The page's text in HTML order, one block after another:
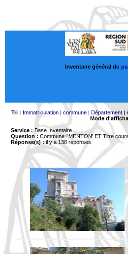
Inventaire général du
Tri : Immatriculation| commune| Département|
Mode
Service : Base Inventaire
Question : Commune='MENTON' ET Titre
Réponse(s) :il y a 138 réponses